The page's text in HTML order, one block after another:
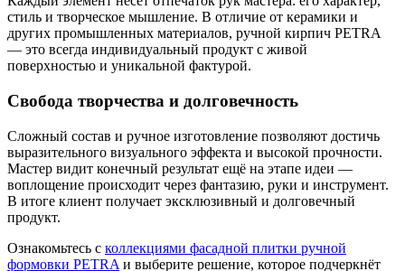
стиль и творческое мышление. В отличие от керамики и
других промышленных материалов, ручной кирпич PETRA
— это всегда индивидуальный продукт с живой
поверхностью и уникальной фактурой.
Свобода творчества и долговечность
Сложный состав и ручное изготовление позволяют достичь
выразительного визуального эффекта и высокой прочности.
Мастер видит конечный результат ещё на этапе идеи —
воплощение происходит через фантазию, руки и инструмент.
В итоге клиент получает эксклюзивный и долговечный
продукт.
Ознакомьтесь с коллекциями фасадной плитки ручной
формовки PETRA и выберите решение, которое подчеркнёт